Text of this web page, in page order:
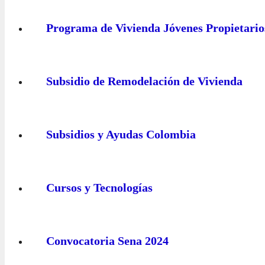
Programa de Vivienda Jóvenes
Subsidio de Remodelación de Vivienda
Subsidios y Ayudas Colombia
Cursos y Tecnologías
Convocatoria Sena 2024